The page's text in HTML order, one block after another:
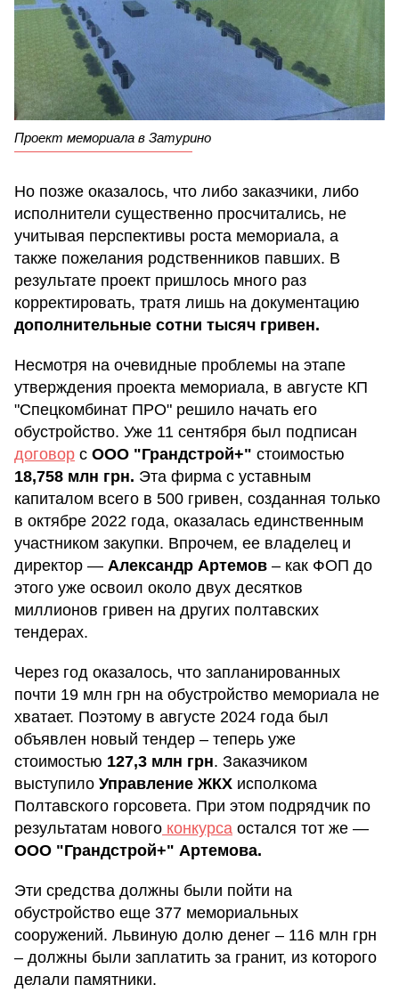
Проект мемориала в Затурино
Но позже оказалось, что либо заказчики, либо
исполнители существенно просчитались, не
учитывая перспективы роста мемориала, а
также пожелания родственников павших. В
результате проект пришлось много раз
корректировать, тратя лишь на документацию
дополнительные сотни тысяч гривен.
Несмотря на очевидные проблемы на этапе
утверждения проекта мемориала, в августе КП
"Спецкомбинат ПРО" решило начать его
обустройство. Уже 11 сентября был подписан
договор с ООО "Грандстрой+" стоимостью
18,758 млн грн. Эта фирма с уставным
капиталом всего в 500 гривен, созданная только
в октябре 2022 года, оказалась единственным
участником закупки. Впрочем, ее владелец и
директор — Александр Артемов – как ФОП до
этого уже освоил около двух десятков
миллионов гривен на других полтавских
тендерах.
Через год оказалось, что запланированных
почти 19 млн грн на обустройство мемориала не
хватает. Поэтому в августе 2024 года был
объявлен новый тендер – теперь уже
стоимостью 127,3 млн грн. Заказчиком
выступило Управление ЖКХ исполкома
Полтавского горсовета. При этом подрядчик по
результатам нового конкурса остался тот же —
ООО "Грандстрой+" Артемова.
Эти средства должны были пойти на
обустройство еще 377 мемориальных
сооружений. Львиную долю денег – 116 млн грн
– должны были заплатить за гранит, из которого
делали памятники.